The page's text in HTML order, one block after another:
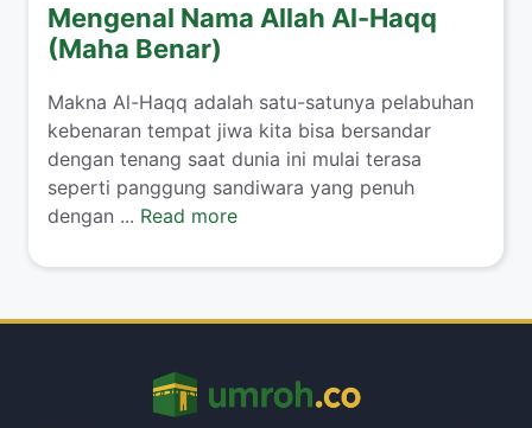
Mengenal Nama Allah Al-Haqq
(Maha Benar)
Makna Al-Haqq adalah satu-satunya pelabuhan
kebenaran tempat jiwa kita bisa bersandar
dengan tenang saat dunia ini mulai terasa
seperti panggung sandiwara yang penuh
dengan ... Read more